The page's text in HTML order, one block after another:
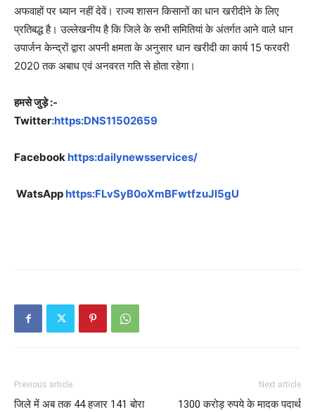
अफवाहों पर ध्यान नहीं देवें। राज्य शासन किसानों का धान खरीदीने के लिए
प्रतिबद्ध है। उल्लेखनीय है कि जिले के सभी समितियां के अंतर्गत आने वाले धान
उपार्जन केन्द्रों द्वारा अपनी क्षमता के अनुसार धान खरीदी का कार्य 15 फरवरी
2020 तक अबाध एवं अनवरत गति से होता रहेगा।
हमसे जुड़े :-
Twitter:https:DNS11502659
Facebook https:dailynewsservices/
WatsApp https:FLvSyB0oXmBFwtfzuJl5gU
Previous article
जिले में अब तक 44 हजार 141 बोरा
Next article
1300 करोड़ रुपये के मादक पदार्थ